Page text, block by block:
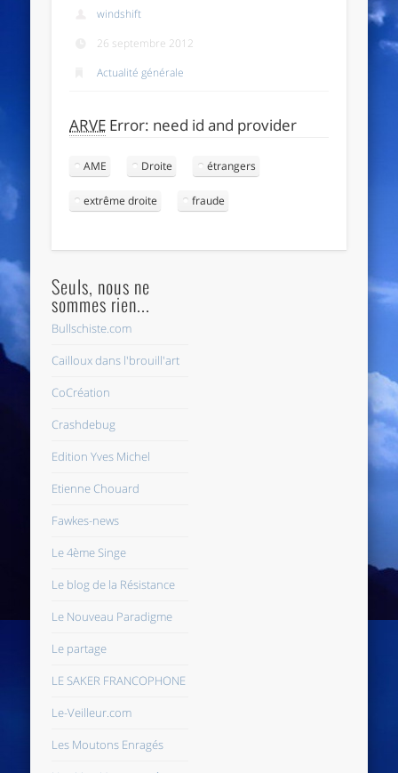
windshift
26 septembre 2012
Actualité générale
ARVE Error: need id and provider
AME Droite étrangers
extrême droite fraude
Seuls, nous ne
sommes rien...
Bullschiste.com
Cailloux dans l'brouill'art
CoCréation
Crashdebug
Edition Yves Michel
Etienne Chouard
Fawkes-news
Le 4ème Singe
Le blog de la Résistance
Le Nouveau Paradigme
Le partage
LE SAKER FRANCOPHONE
Le-Veilleur.com
Les Moutons Enragés